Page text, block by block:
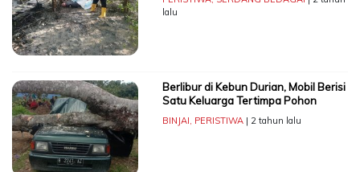
lalu
Berlibur di Kebun Durian, Mobil Berisi
Satu Keluarga Tertimpa Pohon
BINJAI, PERISTIWA| 2 tahun lalu